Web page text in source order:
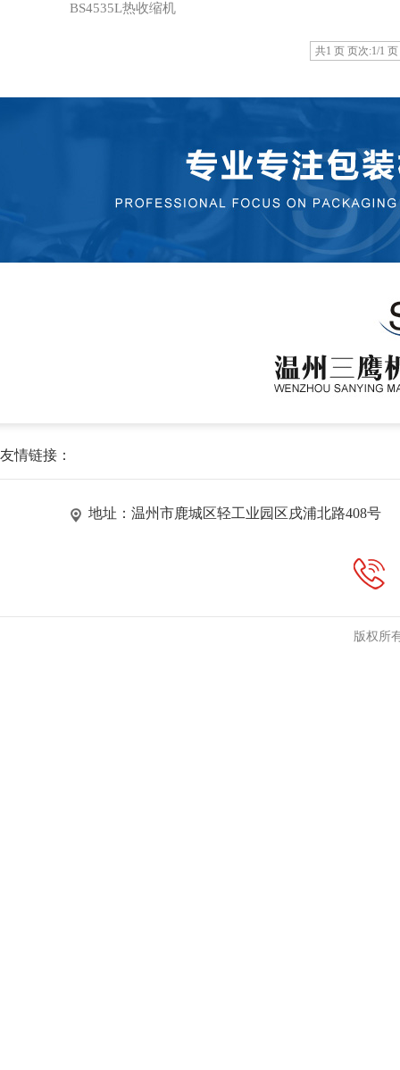
BS4535L热收缩机
共1 页 页次:1/1 页
友情链接：
地址：温州市鹿城区轻工业园区戌浦北路408号
版权所